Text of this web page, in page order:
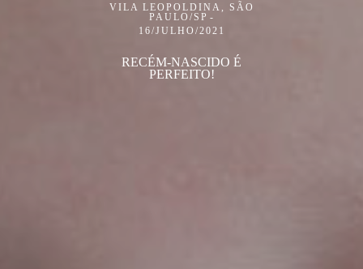
VILA LEOPOLDINA, SÃO
PAULO/SP
16/JULHO/2021
RECÉM-NASCIDO É
PERFEITO!